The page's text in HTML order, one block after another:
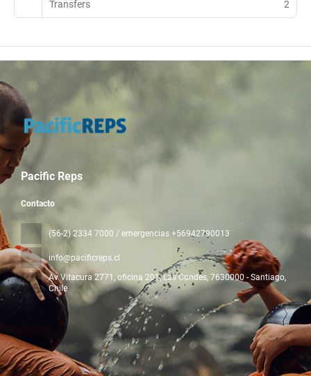
Transfers 2
Pacific Reps
Contacto
(56-2) 2334 7000 / emergencias +56942790013
info@pacificreps.cl
Av Vitacura 2771, oficina 201, Las Condes, 7630000 - Santiago,
Chile